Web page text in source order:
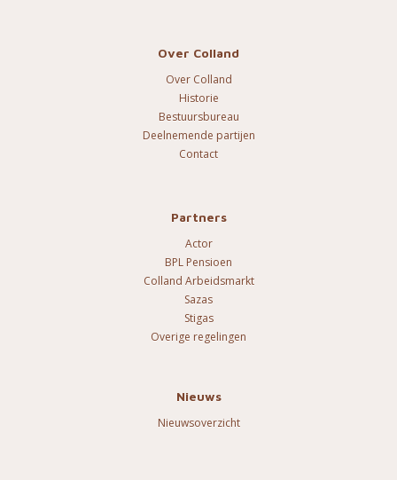
Over Colland
Over Colland
Historie
Bestuursbureau
Deelnemende partijen
Contact
Partners
Actor
BPL Pensioen
Colland Arbeidsmarkt
Sazas
Stigas
Overige regelingen
Nieuws
Nieuwsoverzicht